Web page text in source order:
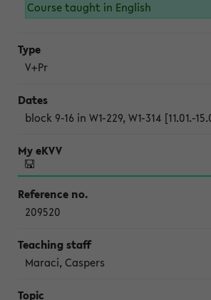
Course taught in English
V+Pr
block 9-16 in W1-229, W1-314 [11.01.-
209520
Maraci, Caspers